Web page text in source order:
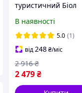
туристичний Біол
сковородою, для
багаття та плити
В наявності
5.0 (1)
від248₴/міс
2 479₴
2 916 ₴